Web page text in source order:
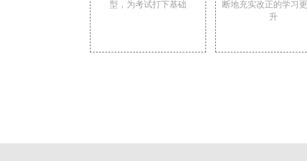
型，为考试打下基础
断地充实改正的学习
升